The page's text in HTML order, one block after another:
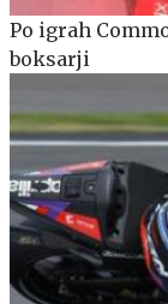
Po igrah
boksarji